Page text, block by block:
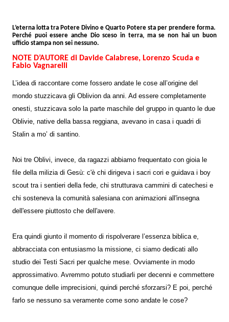
L’eterna lotta tra Potere Divino e Quarto Potere sta per prendere forma.
Perché puoi essere anche Dio sceso in terra, ma se non hai un buon
ufficio stampa non sei nessuno.
NOTE D’AUTORE di Davide Calabrese, Lorenzo Scuda e
Fabio Vagnarelli
L’idea di raccontare come fossero andate le cose all’origine del
mondo stuzzicava gli Oblivion da anni. Ad essere completamente
onesti, stuzzicava solo la parte maschile del gruppo in quanto le due
Oblivie, native della bassa reggiana, avevano in casa i quadri di
Stalin a mo’ di santino.
Noi tre Oblivi, invece, da ragazzi abbiamo frequentato con gioia le
file della milizia di Gesù: c'è chi dirigeva i sacri cori e guidava i boy
scout tra i sentieri della fede, chi strutturava cammini di catechesi e
chi sosteneva la comunità salesiana con animazioni all'insegna
dell'essere piuttosto che dell'avere.
Era quindi giunto il momento di rispolverare l’essenza biblica e,
abbracciata con entusiasmo la missione, ci siamo dedicati allo
studio dei Testi Sacri per qualche mese. Ovviamente in modo
approssimativo. Avremmo potuto studiarli per decenni e commettere
comunque delle imprecisioni, quindi perché sforzarsi? E poi, perché
farlo se nessuno sa veramente come sono andate le cose?